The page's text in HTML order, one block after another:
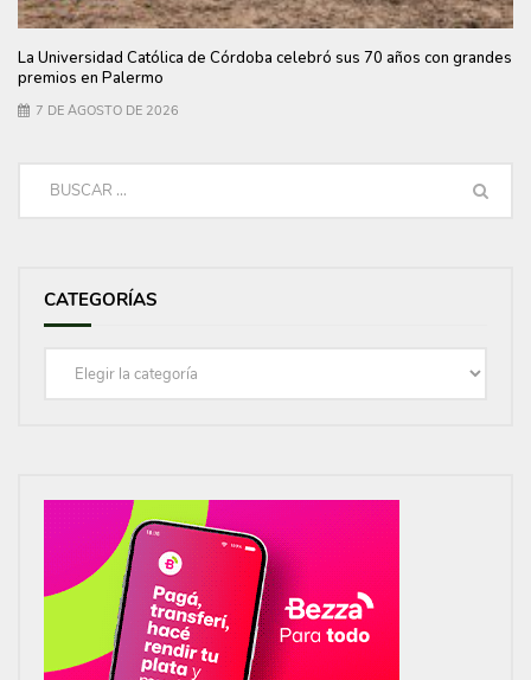
La Universidad Católica de Córdoba celebró sus 70 años con grandes
premios en Palermo
7 DE AGOSTO DE 2026
CATEGORÍAS
Categorías